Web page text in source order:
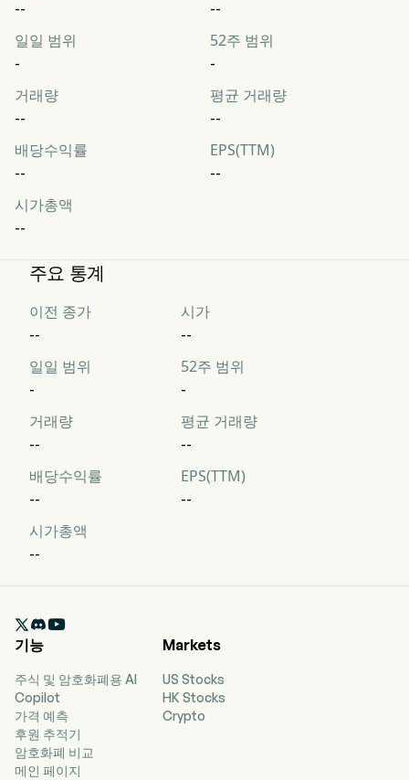
-- --
일일 범위
-
52주 범위
-
거래량
--
평균 거래량
--
배당수익률
--
EPS(TTM)
--
시가총액
--
주요 통계
이전 종가
--
시가
--
일일 범위
-
52주 범위
-
거래량
--
평균 거래량
--
배당수익률
--
EPS(TTM)
--
시가총액
--

기능
주식 및 암호화폐용 AI
Copilot
가격 예측
후원 추적기
암호화폐 비교
메인 페이지
Markets
US Stocks
HK Stocks
Crypto